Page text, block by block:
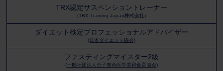
TRX認定サスペンショントレーナー
(TRX Training Japan株式会社)
ダイエット検定プロフェッショナルアドバイザー
(日本ダイエット協会)
ファスティングマイスター2級
(一般社団法人分子整合医学美容食育協会)